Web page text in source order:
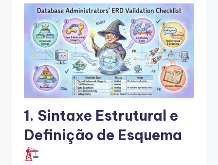
U
1. Sintaxe Estrutural e
Definição de Esquema